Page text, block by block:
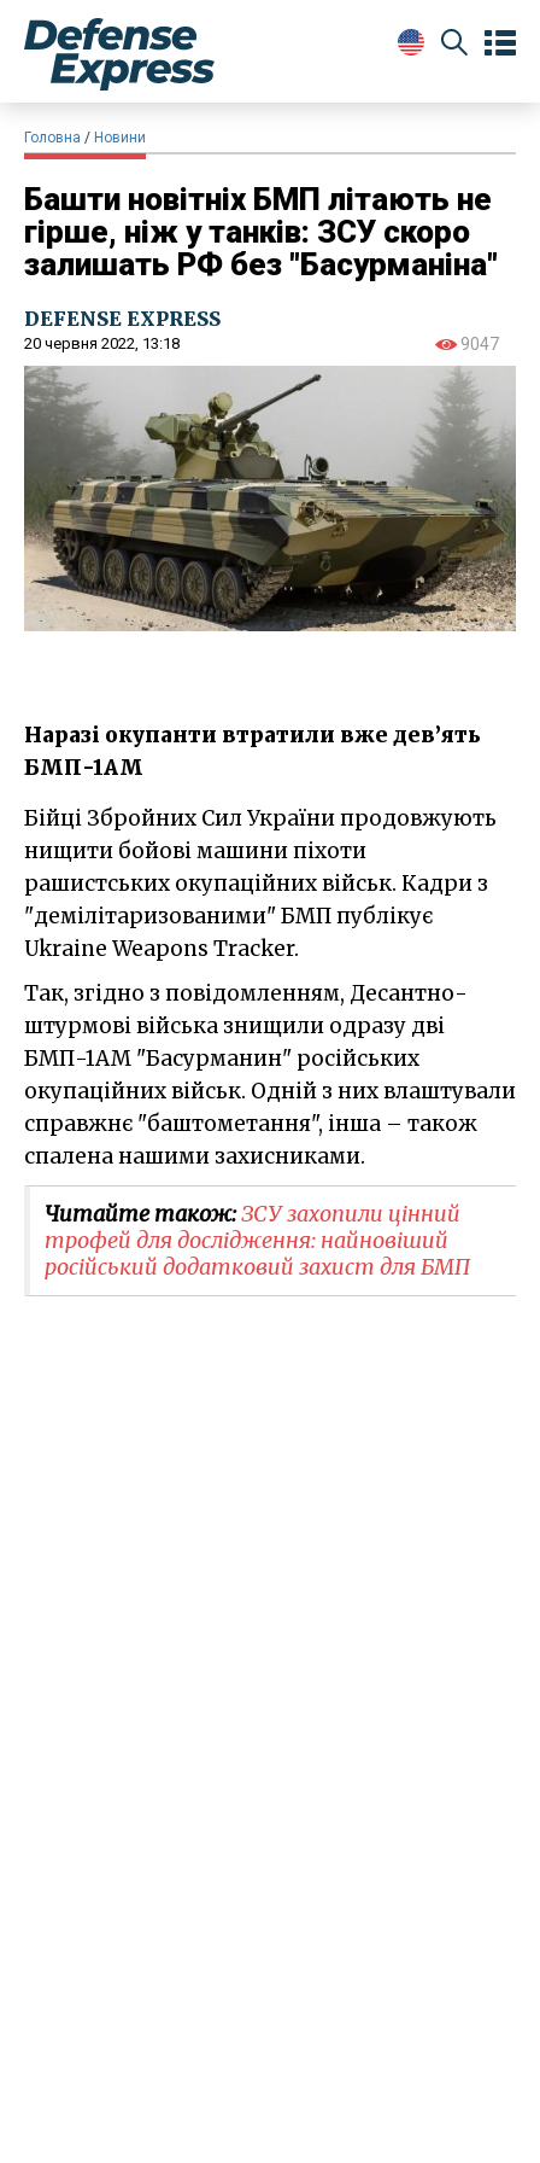
Головна Новини
Башти новітніх БМП літають не
гірше, ніж у танків: ЗСУ скоро
залишать РФ без "Басурманіна"
DEFENSE EXPRESS
20 червня 2022, 13:18 9047
Наразі окупанти втратили вже дев’ять
БМП-1АМ
Бійці Збройних Сил України продовжують
нищити бойові машини піхоти
рашистських окупаційних військ. Кадри з
"демілітаризованими" БМП публікує
Ukraine Weapons Tracker.
Так, згідно з повідомленням, Десантно-
штурмові війська знищили одразу дві
БМП-1АМ "Басурманин" російських
окупаційних військ. Одній з них влаштували
справжнє "баштометання", інша – також
спалена нашими захисниками.
Читайте також:ЗСУ захопили цінний
трофей для дослідження: найновіший
російський додатковий захист для БМП